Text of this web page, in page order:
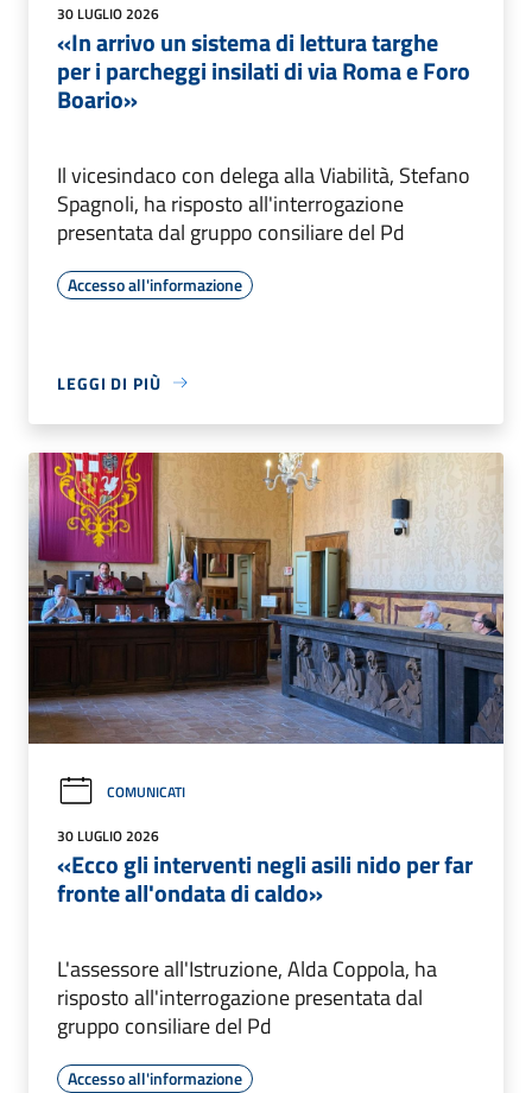
30 LUGLIO 2026
«In arrivo un sistema di lettura targhe
per i parcheggi insilati di via Roma e Foro
Boario»
Il vicesindaco con delega alla Viabilità, Stefano
Spagnoli, ha risposto all'interrogazione
presentata dal gruppo consiliare del Pd
Accesso all'informazione
LEGGI DI PIÙ
COMUNICATI
30 LUGLIO 2026
«Ecco gli interventi negli asili nido per far
fronte all'ondata di caldo»
L'assessore all'Istruzione, Alda Coppola, ha
risposto all'interrogazione presentata dal
gruppo consiliare del Pd
Accesso all'informazione